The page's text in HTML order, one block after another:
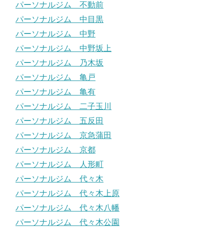
パーソナルジム 不動前
パーソナルジム 中目黒
パーソナルジム 中野
パーソナルジム 中野坂上
パーソナルジム 乃木坂
パーソナルジム 亀戸
パーソナルジム 亀有
パーソナルジム 二子玉川
パーソナルジム 五反田
パーソナルジム 京急蒲田
パーソナルジム 京都
パーソナルジム 人形町
パーソナルジム 代々木
パーソナルジム 代々木上原
パーソナルジム 代々木八幡
パーソナルジム 代々木公園